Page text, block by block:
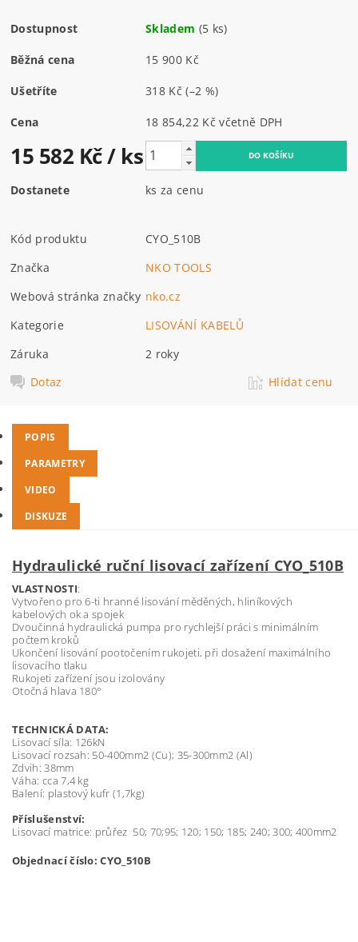
Dostupnost Skladem (5 ks)
Běžná cena 15 900 Kč
Ušetříte 318 Kč(–2 %)
Cena 18 854,22 Kč včetně DPH
15 582 Kč/ ks
Dostanete ks za cenu
Kód produktu
CYO_510B
Značka
NKO TOOLS
Webová stránka značky nko.cz
Kategorie
LISOVÁNÍ KABELŮ
Záruka
2 roky
Dotaz
Hlídat cenu
POPIS
PARAMETRY
VIDEO
DISKUZE
Hydraulické ruční lisovací zařízení CYO_510B
VLASTNOSTI:
Vytvořeno pro 6-ti hranné lisování měděných, hliníkových
kabelových ok a spojek
Dvoučinná hydraulická pumpa pro rychlejší práci s minimálním
počtem kroků
Ukončení lisování pootočením rukojeti, při dosažení maximálního
lisovacího tlaku
Rukojeti zařízení jsou izolovány
Otočná hlava 180°
TECHNICKÁ DATA:
Lisovací síla: 126kN
Lisovací rozsah: 50-400mm2 (Cu); 35-300mm2 (Al)
Zdvih: 38mm
Váha: cca 7,4 kg
Balení: plastový kufr (1,7kg)
Příslušenství:
Lisovací matrice: průřez 50; 70;95; 120; 150; 185; 240; 300; 400mm2
Objednací číslo: CYO_510B